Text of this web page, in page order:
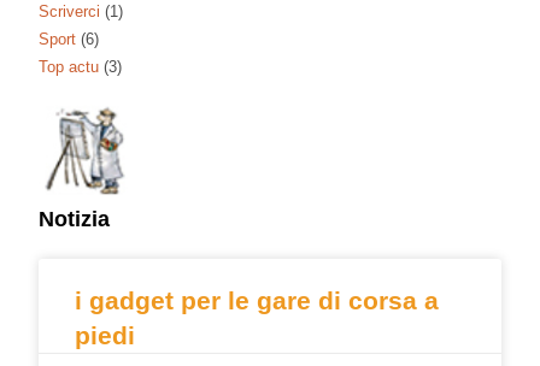
Scriverci (1)
Sport (6)
Top actu (3)
Notizia
i gadget per le gare di corsa a
piedi